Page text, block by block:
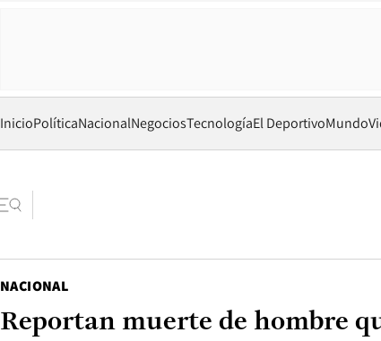
InicioPolíticaNacionalNegociosTecnologíaEl DeportivoMundo
NACIONAL
Reportan muerte de hombre